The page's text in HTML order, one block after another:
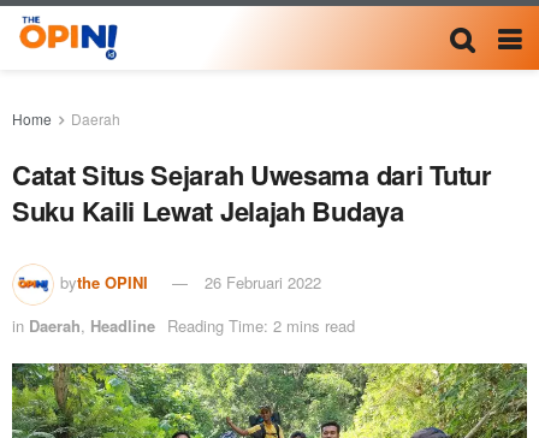
Home Daerah
Catat Situs Sejarah Uwesama dari Tutur
Suku Kaili Lewat Jelajah Budaya
bythe OPINI
26 Februari 2022
in Daerah, Headline Reading Time: 2 mins read